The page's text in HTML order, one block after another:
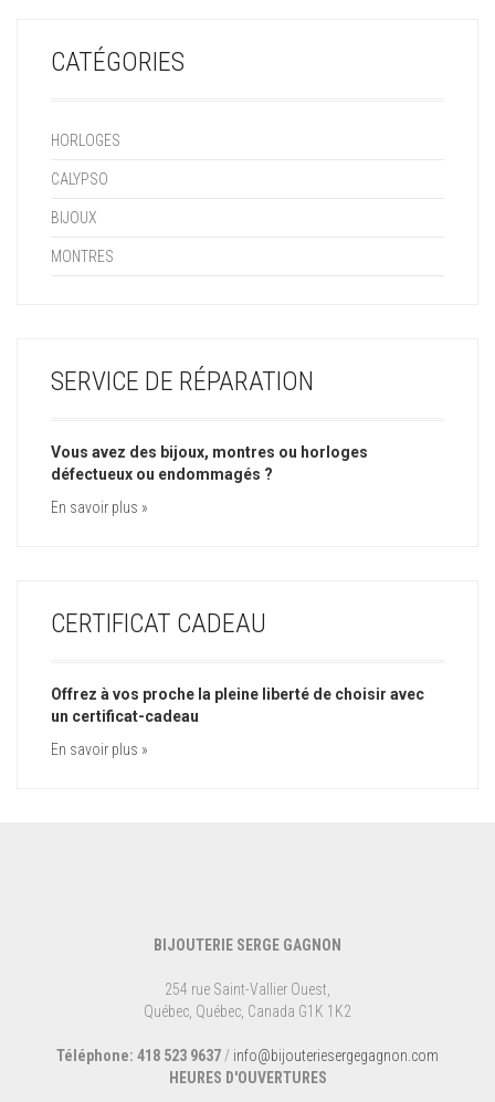
CATÉGORIES
HORLOGES
CALYPSO
BIJOUX
MONTRES
SERVICE DE RÉPARATION
Vous avez des bijoux, montres ou horloges
défectueux ou endommagés ?
En savoir plus »
CERTIFICAT CADEAU
Offrez à vos proche la pleine liberté de choisir avec
un certificat-cadeau
En savoir plus »
BIJOUTERIE SERGE GAGNON
254 rue Saint-Vallier Ouest,
Québec, Québec, Canada G1K 1K2
Téléphone: 418 523 9637 / info@bijouteriesergegagnon.com
HEURES D'OUVERTURES